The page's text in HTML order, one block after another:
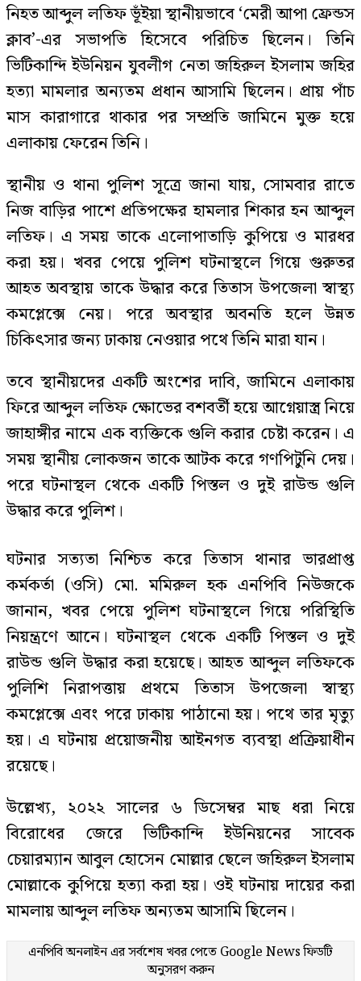
নিহত আব্দুল লতিফ ভূঁইয়া স্থানীয়ভাবে ‘মেরী আপা ফ্রেন্ডস
ক্লাব’-এর সভাপতি হিসেবে পরিচিত ছিলেন। তিনি
ভিটিকান্দি ইউনিয়ন যুবলীগ নেতা জহিরুল ইসলাম জহির
হত্যা মামলার অন্যতম প্রধান আসামি ছিলেন। প্রায় পাঁচ
মাস কারাগারে থাকার পর সম্প্রতি জামিনে মুক্ত হয়ে
এলাকায় ফেরেন তিনি।
স্থানীয় ও থানা পুলিশ সূত্রে জানা যায়, সোমবার রাতে
নিজ বাড়ির পাশে প্রতিপক্ষের হামলার শিকার হন আব্দুল
লতিফ। এ সময় তাকে এলোপাতাড়ি কুপিয়ে ও মারধর
করা হয়। খবর পেয়ে পুলিশ ঘটনাস্থলে গিয়ে গুরুতর
আহত অবস্থায় তাকে উদ্ধার করে তিতাস উপজেলা স্বাস্থ্য
কমপ্লেক্সে নেয়। পরে অবস্থার অবনতি হলে উন্নত
চিকিৎসার জন্য ঢাকায় নেওয়ার পথে তিনি মারা যান।
তবে স্থানীয়দের একটি অংশের দাবি, জামিনে এলাকায়
ফিরে আব্দুল লতিফ ক্ষোভের বশবর্তী হয়ে আগ্নেয়াস্ত্র নিয়ে
জাহাঙ্গীর নামে এক ব্যক্তিকে গুলি করার চেষ্টা করেন। এ
সময় স্থানীয় লোকজন তাকে আটক করে গণপিটুনি দেয়।
পরে ঘটনাস্থল থেকে একটি পিস্তল ও দুই রাউন্ড গুলি
উদ্ধার করে পুলিশ।
ঘটনার সত্যতা নিশ্চিত করে তিতাস থানার ভারপ্রাপ্ত
কর্মকর্তা (ওসি) মো. মমিরুল হক এনপিবি নিউজকে
জানান, খবর পেয়ে পুলিশ ঘটনাস্থলে গিয়ে পরিস্থিতি
নিয়ন্ত্রণে আনে। ঘটনাস্থল থেকে একটি পিস্তল ও দুই
রাউন্ড গুলি উদ্ধার করা হয়েছে। আহত আব্দুল লতিফকে
পুলিশি নিরাপত্তায় প্রথমে তিতাস উপজেলা স্বাস্থ্য
কমপ্লেক্সে এবং পরে ঢাকায় পাঠানো হয়। পথে তার মৃত্যু
হয়। এ ঘটনায় প্রয়োজনীয় আইনগত ব্যবস্থা প্রক্রিয়াধীন
রয়েছে।
উল্লেখ্য, ২০২২ সালের ৬ ডিসেম্বর মাছ ধরা নিয়ে
বিরোধের জেরে ভিটিকান্দি ইউনিয়নের সাবেক
চেয়ারম্যান আবুল হোসেন মোল্লার ছেলে জহিরুল ইসলাম
মোল্লাকে কুপিয়ে হত্যা করা হয়। ওই ঘটনায় দায়ের করা
মামলায় আব্দুল লতিফ অন্যতম আসামি ছিলেন।
এনপিবি অনলাইন এর সর্বশেষ খবর পেতে Google Newsফিডটি
অনুসরণ করুন